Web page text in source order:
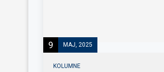
9 MAJ, 2025
KOLUMNE